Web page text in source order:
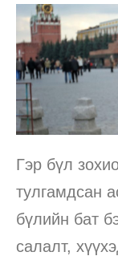
Гэр бүл
тулгамдсан
бүлийн бат
салалт,